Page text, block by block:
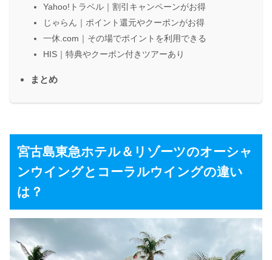
Yahoo!トラベル｜割引キャンペーンがお得
じゃらん｜ポイント還元やクーポンがお得
一休.com｜その場でポイントを利用できる
HIS｜特典やクーポン付きツアーあり
まとめ
宮古島東急ホテル＆リゾーツのオーシャ
ンウイングとコーラルウイングの違い
は？